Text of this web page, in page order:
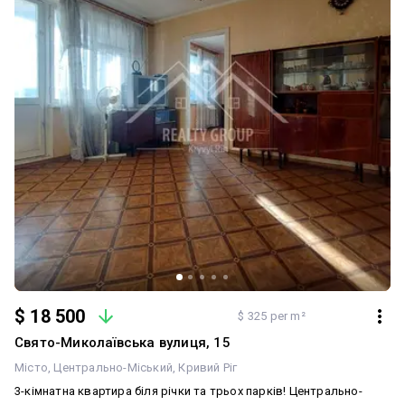
на воду, газ та світло — контроль витрат і економія Додатковий
комфорт: - Кондиціонер — прохолода влітку - Бойлер — гаряча
вода завжди є - Тамбур (спільний коридор із сусідами) — безпека
та порядок Локація: Зручний район — поруч супермаркети,
магазини, школи, садочки, транспорт. Все необхідне — в кількох
хвилинах від дому. Ідеальний варіант для сім’ї або під інвестицію
— квартира, яка не потребує вкладень! Телефонуйте вже
сьогодні — такі квартири довго на ринку не затримуються!
$ 18 500 $ 325 per m²
Свято-Миколаївська вулиця, 15
Місто Центрально-Міський Кривий Ріг
3-кімнатна квартира біля річки та трьох парків! Центрально-